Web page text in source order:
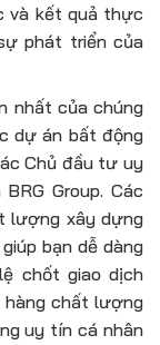
và kết quả thực
phát triển của
nhất của chúng
dự án bất động
Chủ đầu tư uy
Group. Các
lượng xây dựng
bạn dễ dàng
chốt giao dịch
hàng chất lượng
uy tín cá nhân